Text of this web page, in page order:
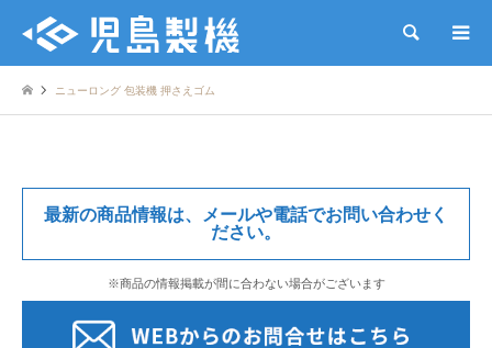
検索
ニューロング 包装機 押さえゴム
最新の商品情報は、メールや電話でお問い合わせく
ださい。
※商品の情報掲載が間に合わない場合がございます